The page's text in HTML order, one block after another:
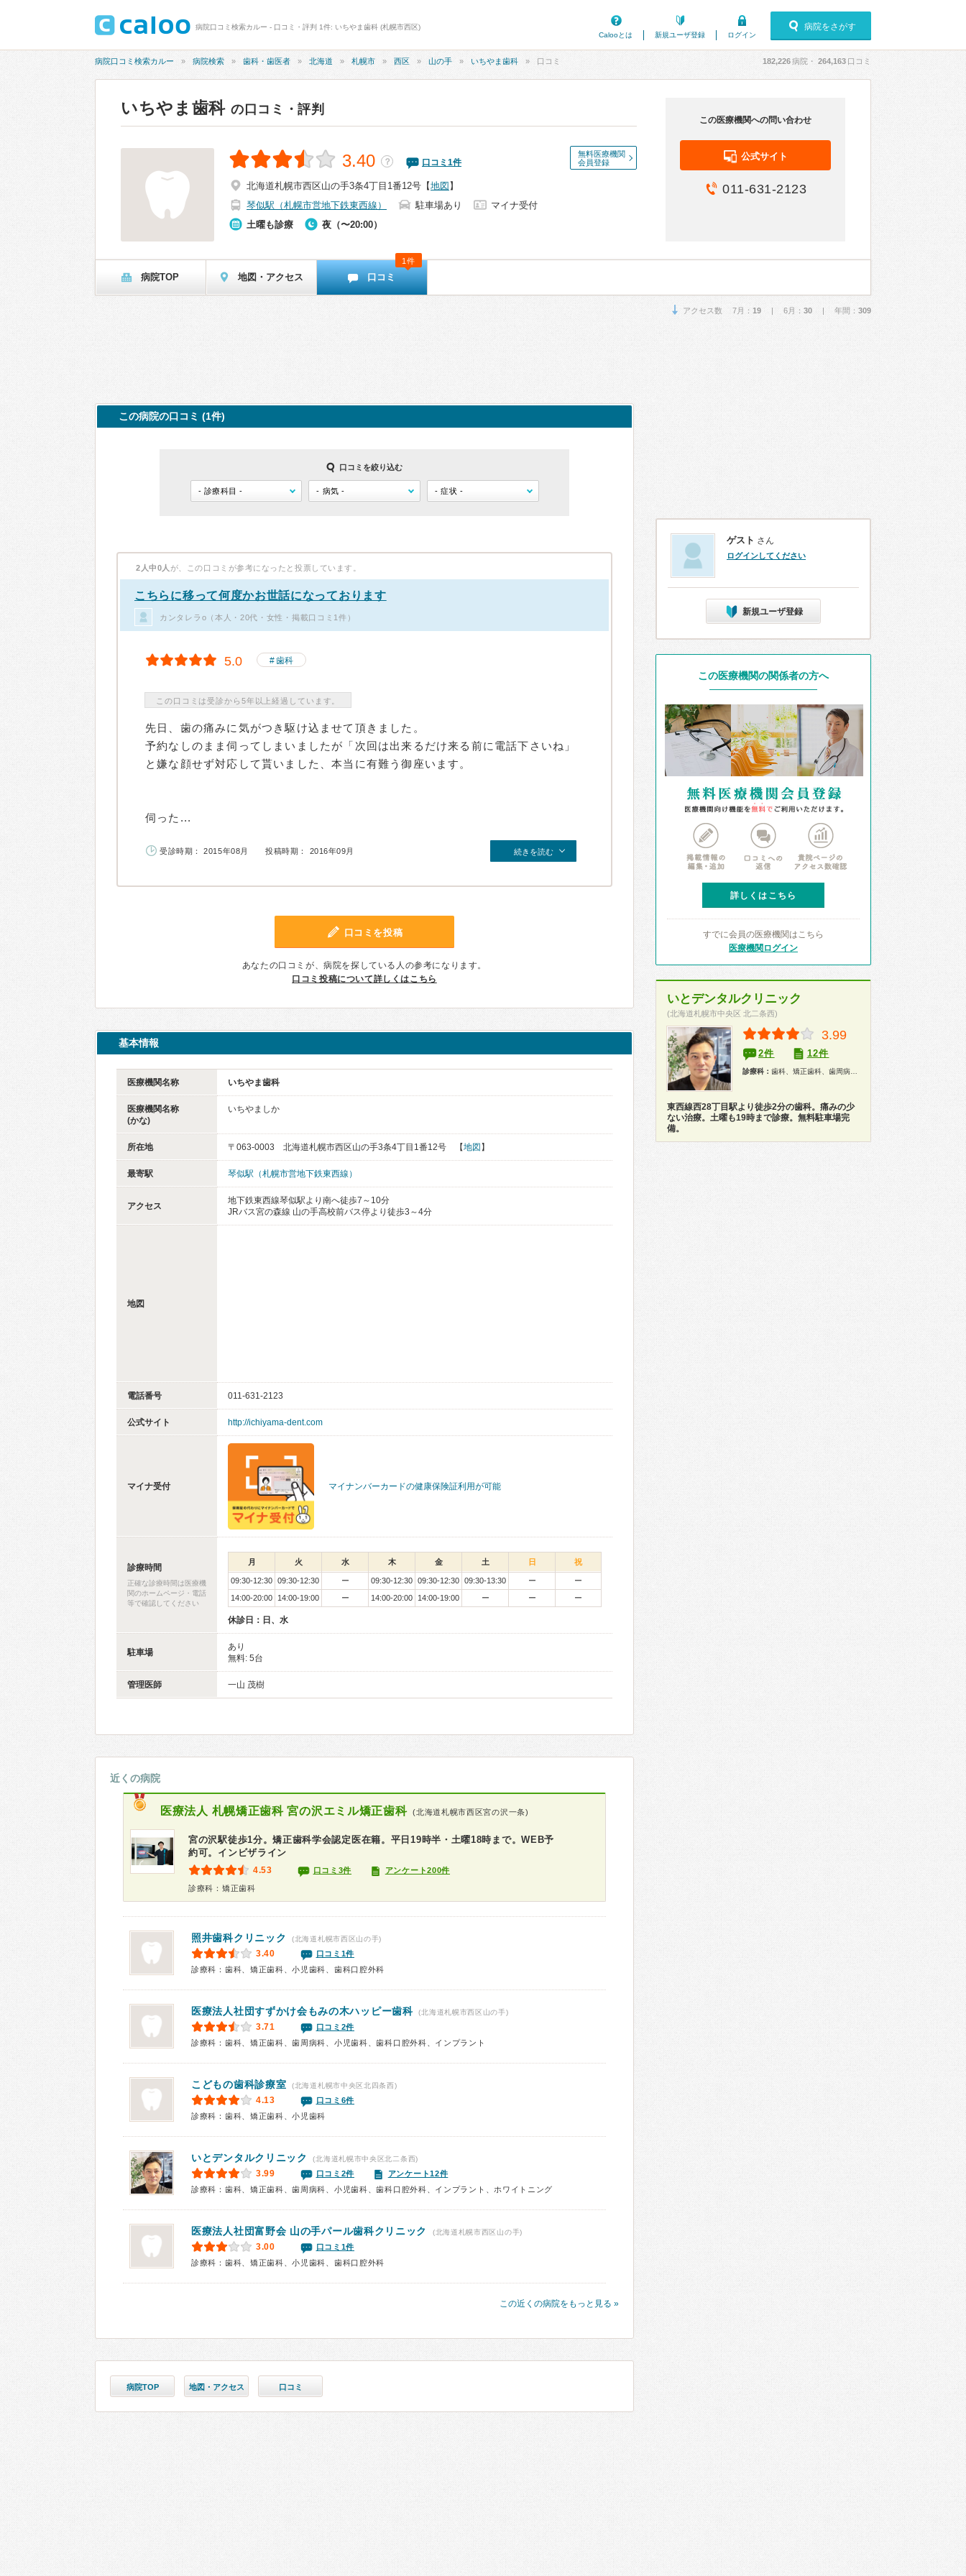
病院口コミ検索カルー - 口コミ・評判 1件: いちやま歯科 (札幌市西区)
Calooとは
新規ユーザ登録 ログイン
病院をさがす
病院口コミ検索カルー 病院検索 歯科・歯医者 北海道 札幌市 西区 山の手 いちやま歯科 口コミ 182,226病院・ 264,163 口コミ
いちやま歯科 の口コミ・評判
無料医療機関
会員登録
3.40 ？ 口コミ 1件
北海道札幌市西区山の手3条4丁目1番12号 【地図 】
琴似駅（札幌市営地下鉄東西線）
駐車場あり
マイナ受付
土曜も診療
夜（〜20:00）
この医療機関への問い合わせ
公式サイト
011-631-2123
病院TOP 地図・アクセス 口コミ
1件
アクセス数 7月： 19 | 6月： 30 | 年間： 309
この病院の口コミ (1件)
口コミを絞り込む
2人中0人 が、この口コミが参考になったと投票しています。
こちらに移って何度かお世話になっております
カンタレラo（本人・20代・女性・掲載口コミ1件）
5.0 歯科
この口コミは受診から5年以上経過しています。
先日、歯の痛みに気がつき駆け込ませて頂きました。
予約なしのまま伺ってしまいましたが「次回は出来るだけ来る前に電話下さいね」
と嫌な顔せず対応して貰いました、本当に有難う御座います。
伺った...
受診時期： 2015年08月 投稿時期： 2016年09月 続きを読む
口コミを投稿
あなたの口コミが、病院を探している人の参考になります。
口コミ投稿について詳しくはこちら
基本情報
医療機関名称 いちやま歯科
医療機関名称
(かな)
いちやましか
所在地 〒063-0003 北海道札幌市西区山の手3条4丁目1番12号 【地図 】
最寄駅 琴似駅（札幌市営地下鉄東西線）
アクセス
地下鉄東西線琴似駅より南へ徒歩7～10分
JRバス宮の森線 山の手高校前バス停より徒歩3～4分
地図
電話番号 011-631-2123
公式サイト http://ichiyama-dent.com
マイナ受付 マイナンバーカードの健康保険証利用が可能
診療時間
正確な診療時間は医療機
関のホームページ・電話
等で確認してください
月 火 水 木 金 土 日 祝
09:30-12:30 09:30-12:30 ー 09:30-12:30 09:30-12:30 09:30-13:30 ー
ー
14:00-20:00
14:00-19:00 ー 14:00-20:00 14:00-19:00 ー ー ー
休診日：日、水
駐車場
あり
無料: 5台
管理医師 一山 茂樹
近くの病院
医療法人 札幌矯正歯科宮の沢エミル矯正歯科 (北海道札幌市西区宮の沢一条)
宮の沢駅徒歩1分。矯正歯科学会認定医在籍。平日19時半・土曜18時まで。WEB予
約可。インビザライン
4.53 口コミ3件 アンケート200件
診療科：矯正歯科
照井歯科クリニック (北海道札幌市西区山の手)
3.40
口コミ1件
診療科：歯科、矯正歯科、小児歯科、歯科口腔外科
医療法人社団すずかけ会もみの木ハッピー歯科 (北海道札幌市西区山の手)
3.71
口コミ2件
診療科：歯科、矯正歯科、歯周病科、小児歯科、歯科口腔外科、インプラント
こどもの歯科診療室 (北海道札幌市中央区北四条西)
4.13
口コミ6件
診療科：歯科、矯正歯科、小児歯科
いとデンタルクリニック (北海道札幌市中央区北二条西)
3.99 口コミ2件
アンケート12件
診療科：歯科、矯正歯科、歯周病科、小児歯科、歯科口腔外科、インプラント、ホワイトニング
医療法人社団富野会 山の手パール歯科クリニック (北海道札幌市西区山の手)
3.00
口コミ1件
診療科：歯科、矯正歯科、小児歯科、歯科口腔外科
この近くの病院をもっと見る »
病院TOP 地図・アクセス 口コミ
ゲスト さん
ログインしてください
新規ユーザ登録
この医療機関の関係者の方へ
詳しくはこちら
すでに会員の医療機関はこちら
医療機関ログイン
いとデンタルクリニック
(北海道札幌市中央区 北二条西)
3.99
2件 12件
診療科： 歯科、矯正歯科、歯周病科、小児歯科、歯科口腔外科、インプラント、ホワイトニング
東西線西28丁目駅より徒歩2分の歯科。痛みの少
ない治療。土曜も19時まで診療。無料駐車場完
備。